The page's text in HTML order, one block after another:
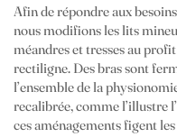
Afin de répondre aux
nous modifions les lits
méandres et tresses au
rectiligne. Des bras sont
l’ensemble de la
recalibrée, comme l’illustre
ces aménagements figent